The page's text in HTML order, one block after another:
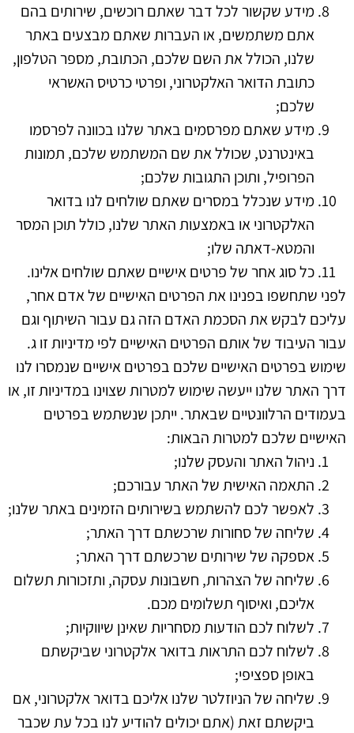
מידע שקשור לכל דבר שאתם רוכשים, שירותים בהם
אתם משתמשים, או העברות שאתם מבצעים באתר
שלנו, הכולל את השם שלכם, הכתובת, מספר הטלפון,
כתובת הדואר האלקטרוני, ופרטי כרטיס האשראי
שלכם;
מידע שאתם מפרסמים באתר שלנו בכוונה לפרסמו
באינטרנט, שכולל את שם המשתמש שלכם, תמונות
הפרופיל, ותוכן התגובות שלכם;
מידע שנכלל במסרים שאתם שולחים לנו בדואר
האלקטרוני או באמצעות האתר שלנו, כולל תוכן המסר
והמטא-דאתה שלו;
כל סוג אחר של פרטים אישיים שאתם שולחים אלינו.
לפני שתחשפו בפנינו את הפרטים האישיים של אדם אחר,
עליכם לבקש את הסכמת האדם הזה גם עבור השיתוף וגם
עבור העיבוד של אותם הפרטים האישיים לפי מדיניות זוג.
שימוש בפרטים האישיים שלכם בפרטים אישיים שנמסרו לנו
דרך האתר שלנו ייעשה שימוש למטרות שצוינו במדיניות זו, או
בעמודים הרלוונטיים שבאתר. ייתכן שנשתמש בפרטים
האישיים שלכם למטרות הבאות:
ניהול האתר והעסק שלנו;
התאמה האישית של האתר עבורכם;
לאפשר לכם להשתמש בשירותים הזמינים באתר שלנו;
שליחה של סחורות שרכשתם דרך האתר;
אספקה של שירותים שרכשתם דרך האתר;
שליחה של הצהרות, חשבונות עסקה, ותזכורות תשלום
אליכם, ואיסוף תשלומים מכם.
לשלוח לכם הודעות מסחריות שאינן שיווקיות;
לשלוח לכם התראות בדואר אלקטרוני שביקשתם
באופן ספציפי;
שליחה של הניוזלטר שלנו אליכם בדואר אלקטרוני, אם
ביקשתם זאת (אתם יכולים להודיע לנו בכל עת שכבר